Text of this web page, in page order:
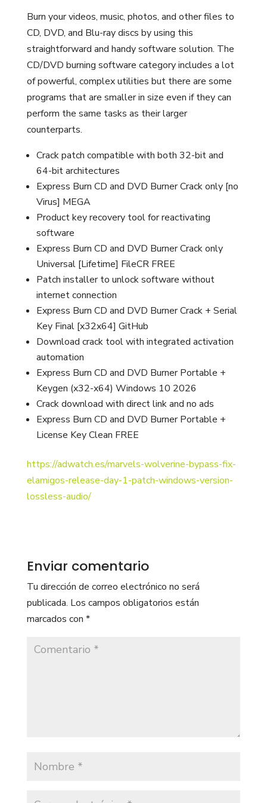
Burn your videos, music, photos, and other files to
CD, DVD, and Blu-ray discs by using this
straightforward and handy software solution. The
CD/DVD burning software category includes a lot
of powerful, complex utilities but there are some
programs that are smaller in size even if they can
perform the same tasks as their larger
counterparts.
Crack patch compatible with both 32-bit and
64-bit architectures
Express Burn CD and DVD Burner Crack only [no
Virus] MEGA
Product key recovery tool for reactivating
software
Express Burn CD and DVD Burner Crack only
Universal [Lifetime] FileCR FREE
Patch installer to unlock software without
internet connection
Express Burn CD and DVD Burner Crack + Serial
Key Final [x32x64] GitHub
Download crack tool with integrated activation
automation
Express Burn CD and DVD Burner Portable +
Keygen (x32-x64) Windows 10 2026
Crack download with direct link and no ads
Express Burn CD and DVD Burner Portable +
License Key Clean FREE
https://adwatch.es/marvels-wolverine-bypass-fix-
elamigos-release-day-1-patch-windows-version-
lossless-audio/
Enviar comentario
Tu dirección de correo electrónico no será
publicada. Los campos obligatorios están
marcados con *